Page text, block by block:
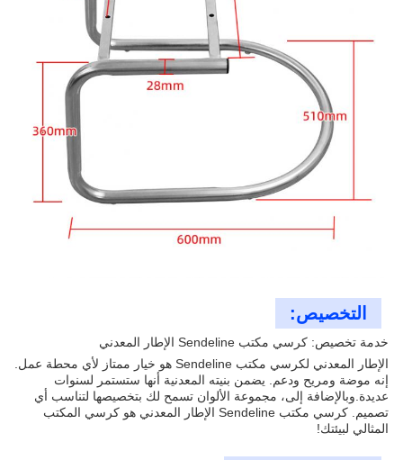
التخصيص:
خدمة تخصيص: كرسي مكتب Sendeline الإطار المعدني
الإطار المعدني لكرسي مكتب Sendeline هو خيار ممتاز لأي محطة عمل.
إنه موضة ومريح ودعم. يضمن بنيته المعدنية أنها ستستمر لسنوات
عديدة.وبالإضافة إلى، مجموعة الألوان تسمح لك بتخصيصها لتناسب أي
تصميم. كرسي مكتب Sendeline الإطار المعدني هو كرسي المكتب
المثالي لبيئتك!